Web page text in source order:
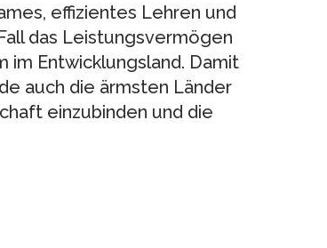
effizientes Lehren und
das Leistungsvermögen
im Entwicklungsland. Damit
auch die ärmsten Länder
einzubinden und die